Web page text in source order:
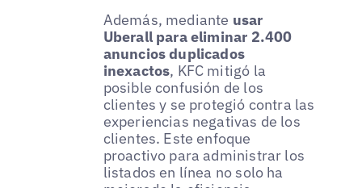
Además, mediante usar
Uberall para eliminar 2.400
anuncios duplicados
inexactos, KFC mitigó la
posible confusión de los
clientes y se protegió contra las
experiencias negativas de los
clientes. Este enfoque
proactivo para administrar los
listados en línea no solo ha